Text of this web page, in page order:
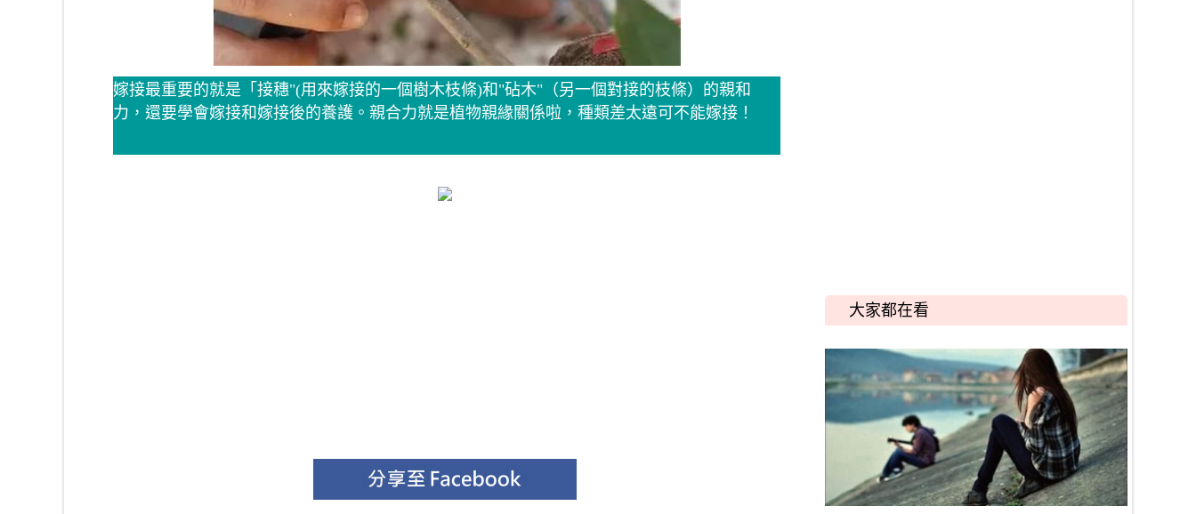
嫁接最重要的就是「接穗"(用來嫁接的一個樹木枝條)和"砧木"（另一個對接的枝條）的親和
力，還要學會嫁接和嫁接後的養護。親合力就是植物親緣關係啦，種類差太遠可不能嫁接！
大家都在看